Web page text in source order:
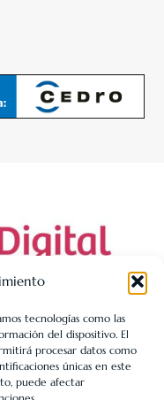
tecnologías como las
del dispositivo. El
procesar datos como
únicas en este
puede afectar
SLL ha sido beneficiaria
la mejora de la
al cual ha puesto en